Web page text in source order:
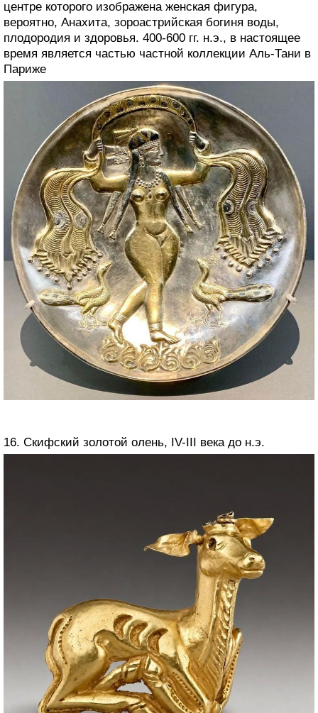
центре которого изображена женская фигура,
вероятно, Анахита, зороастрийская богиня воды,
плодородия и здоровья. 400-600 гг. н.э., в настоящее
время является частью частной коллекции Аль-Тани в
Париже
16. Скифский золотой олень, IV-III века до н.э.